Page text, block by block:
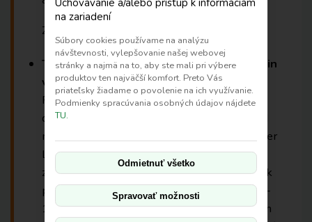
Zdroj:
Torres et al., 2012 – Rakovina pankreasu (in
vitro & in vivo)
Práca „Graviola: A novel promising natural-
derived drug that inhibits tumorigenicity and
metastasis of pancreatic cancer cells“ (Cancer
Letters) ukázala, že látky v listoch gravioly
znižujú migráciu a prežitie nádorových buniek
pankreasu. Potláčajú expresiu markerov HIF-
1α, NF-κB, GLUT1, GLUT4, HKII a LDHA, čím
na zariadení
Súbory cookies používame na analýzu
návštevnosti, vylepšovanie našej webovej
stránky a najmä na to, aby ste mali pri výbere
produktov ten najväčší komfort. Preto Vás
priateľsky žiadame o povolenie na ich využívanie.
Podmienky spracúvania osobných údajov nájdete
TU.
Odmietnuť všetko
Spravovať možnosti